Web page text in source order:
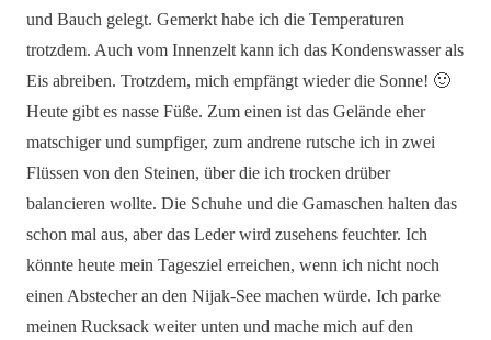
und Bauch gelegt. Gemerkt habe ich die Temperaturen
trotzdem. Auch vom Innenzelt kann ich das Kondenswasser als
Eis abreiben. Trotzdem, mich empfängt wieder die Sonne! 🙂
Heute gibt es nasse Füße. Zum einen ist das Gelände eher
matschiger und sumpfiger, zum andrene rutsche ich in zwei
Flüssen von den Steinen, über die ich trocken drüber
balancieren wollte. Die Schuhe und die Gamaschen halten das
schon mal aus, aber das Leder wird zusehens feuchter. Ich
könnte heute mein Tagesziel erreichen, wenn ich nicht noch
einen Abstecher an den Nijak-See machen würde. Ich parke
meinen Rucksack weiter unten und mache mich auf den